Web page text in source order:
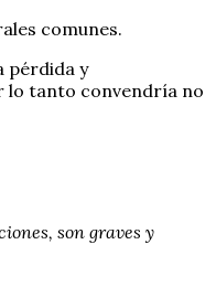
comunes.
pérdida y
lo tanto convendría no
son graves y